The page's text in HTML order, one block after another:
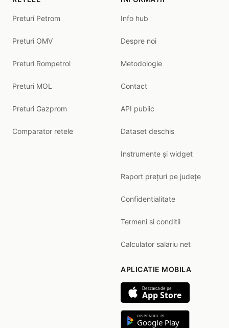
Preturi Petrom
Preturi OMV
Preturi Rompetrol
Preturi MOL
Preturi Gazprom
Comparator retele
Info hub
Despre noi
Metodologie
Contact
API public
Dataset deschis
Instrumente și widget
Raport prețuri pe județe
Confidentialitate
Termeni si conditii
Calculator salariu net
APLICATIE MOBILA
Descarca de pe
App Store
DISPONIBIL PE
Google Play